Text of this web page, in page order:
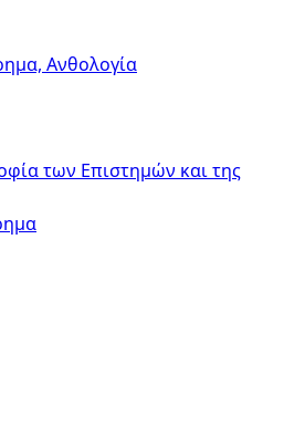
Ανθολογία
των Επιστημών και της